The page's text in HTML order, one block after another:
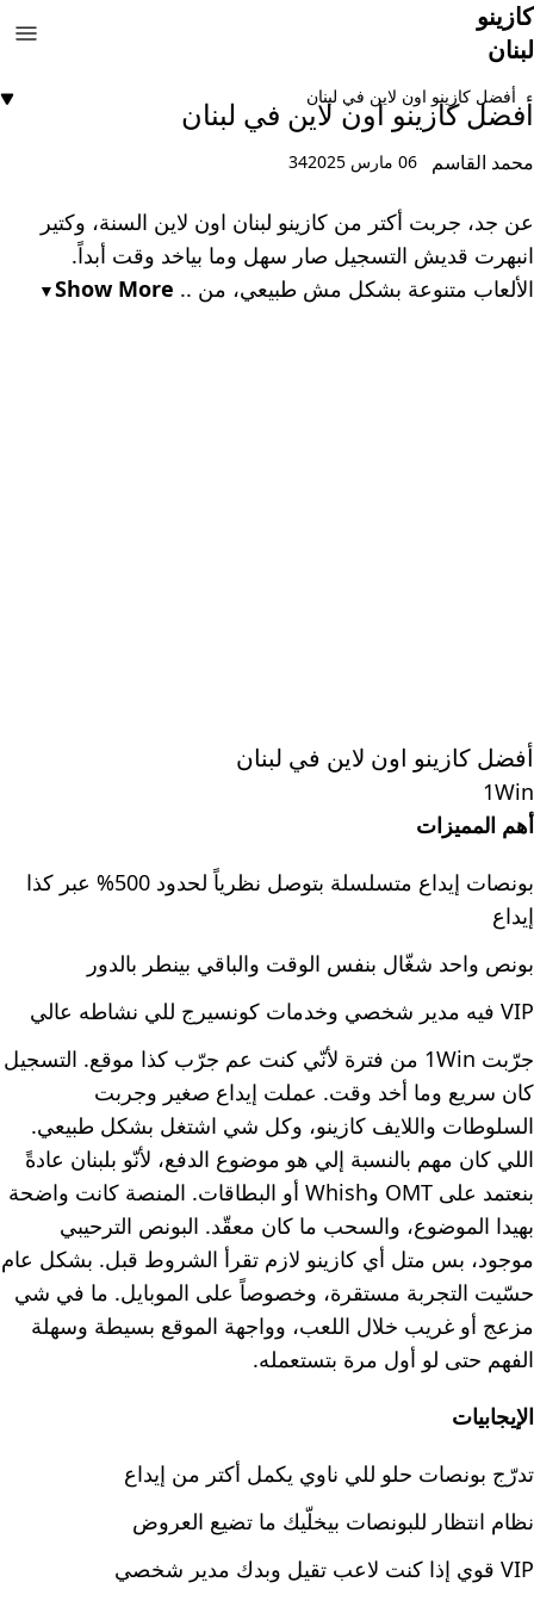
كازينو
لبنان
أفضل كازينو اون لاين في لبنان
محمد القاسم 06 مارس 2025 34
عن جد، جربت أكتر من كازينو لبنان اون لاين السنة، وكتير
انبهرت قديش التسجيل صار سهل وما بياخد وقت أبداً.
الألعاب متنوعة بشكل مش طبيعي، من .. Show More
▼
أفضل كازينو اون لاين في لبنان
أفضل كازينو اون لاين في لبنان
1Win
أهم المميزات
بونصات إيداع متسلسلة بتوصل نظرياً لحدود 500% عبر كذا
إيداع
بونص واحد شغّال بنفس الوقت والباقي بينطر بالدور
VIP فيه مدير شخصي وخدمات كونسيرج للي نشاطه عالي
جرّبت 1Win من فترة لأنّي كنت عم جرّب كذا موقع. التسجيل
كان سريع وما أخد وقت. عملت إيداع صغير وجربت
السلوطات واللايف كازينو، وكل شي اشتغل بشكل طبيعي.
اللي كان مهم بالنسبة إلي هو موضوع الدفع، لأنّو بلبنان عادةً
بنعتمد على OMT وWhish أو البطاقات. المنصة كانت واضحة
بهيدا الموضوع، والسحب ما كان معقّد. البونص الترحيبي
موجود، بس متل أي كازينو لازم تقرأ الشروط قبل. بشكل عام
حسّيت التجربة مستقرة، وخصوصاً على الموبايل. ما في شي
مزعج أو غريب خلال اللعب، وواجهة الموقع بسيطة وسهلة
الفهم حتى لو أول مرة بتستعمله.
الإيجابيات
تدرّج بونصات حلو للي ناوي يكمل أكتر من إيداع
نظام انتظار للبونصات بيخلّيك ما تضيع العروض
VIP قوي إذا كنت لاعب تقيل وبدك مدير شخصي